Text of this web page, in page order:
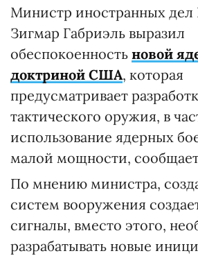
Министр иностранных дел
Зигмар Габриэль выразил
обеспокоенность новой
доктриной США, которая
предусматривает
тактического оружия, в
использование ядерных
малой мощности,
По мнению министра,
систем вооружения
сигналы, вместо этого,
разрабатывать новые